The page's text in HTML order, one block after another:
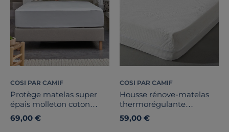
COSI PAR CAMIF
Protège matelas super
épais molleton coton
recyclé, Maëronn
69,00 €
COSI PAR CAMIF
Housse rénove-matelas
thermorégulante
Coolplus
59,00 €